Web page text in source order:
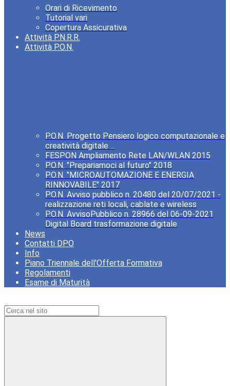
Orari di Ricevimento
Tutorial vari
Copertura Assicurativa
Attività P.N.R.R.
Attività P.O.N.
P.O.N. Progetto Pensiero logico computazionale e
creatività digitale ...
FESPON Ampliamento Rete LAN/WLAN 2015
P.O.N. "Prepariamoci al futuro" 2018
P.O.N. "MICROAUTOMAZIONE E ENERGIA
RINNOVABILE" 2017
P.O.N. Avviso pubblico n. 20480 del 20/07/2021 -
realizzazione reti locali, cablate e wireless
P.O.N. AvvisoPubblico n. 28966 del 06-09-2021
Digital Board trasformazione digitale
News
Contatti DPO
Info
Piano Triennale dell'Offerta Formativa
Regolamenti
Esame di Maturità